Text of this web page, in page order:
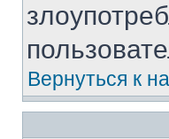
Вернуться к